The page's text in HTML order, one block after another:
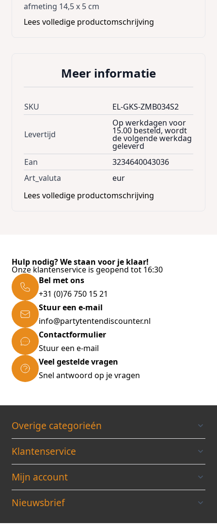
afmeting 14,5 x 5 cm
Lees volledige productomschrijving
Meer informatie
SKU EL-GKS-ZMB034S2
Levertijd
Op werkdagen voor
15.00 besteld, wordt
de volgende werkdag
geleverd
Ean
3234640043036
Art_valuta
eur
Lees volledige productomschrijving
Hulp nodig? We staan voor je klaar!
Onze klantenservice is geopend tot 16:30
Bel met ons
+31 (0)76 750 15 21
Stuur een e-mail
info@partytentendiscounter.nl
Contactformulier
Stuur een e-mail
Veel gestelde vragen
Snel antwoord op je vragen
Overige categorieén
Klantenservice
Mijn account
Nieuwsbrief